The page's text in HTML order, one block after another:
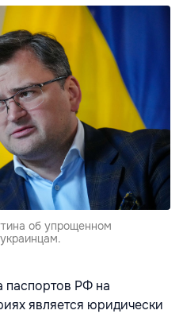
об упрощенном
паспортов РФ на
является юридически